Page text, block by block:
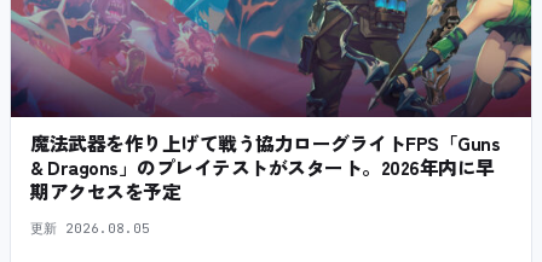
魔法武器を作り上げて戦う協力ローグライトFPS「Guns
& Dragons」のプレイテストがスタート。2026年内に早
期アクセスを予定
更新 2026.08.05